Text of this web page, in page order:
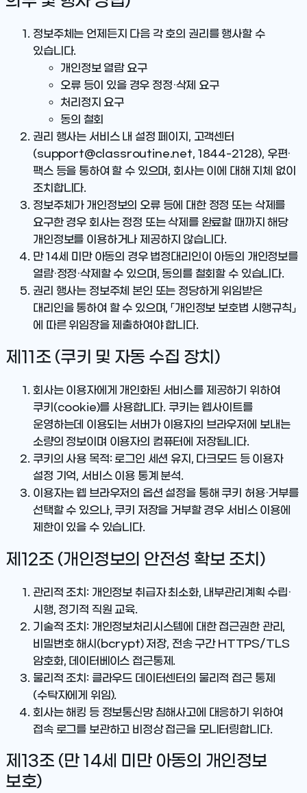
정보주체는 언제든지 다음 각 호의 권리를 행사할 수
있습니다.
개인정보 열람 요구
오류 등이 있을 경우 정정·삭제 요구
처리정지 요구
동의 철회
권리 행사는 서비스 내 설정 페이지, 고객센터
(support@classroutine.net, 1844-2128), 우편·
팩스 등을 통하여 할 수 있으며, 회사는 이에 대해 지체 없이
조치합니다.
정보주체가 개인정보의 오류 등에 대한 정정 또는 삭제를
요구한 경우 회사는 정정 또는 삭제를 완료할 때까지 해당
개인정보를 이용하거나 제공하지 않습니다.
만 14세 미만 아동의 경우 법정대리인이 아동의 개인정보를
열람·정정·삭제할 수 있으며, 동의를 철회할 수 있습니다.
권리 행사는 정보주체 본인 또는 정당하게 위임받은
대리인을 통하여 할 수 있으며, 「개인정보 보호법 시행규칙」
에 따른 위임장을 제출하여야 합니다.
제11조 (쿠키 및 자동 수집 장치)
회사는 이용자에게 개인화된 서비스를 제공하기 위하여
쿠키(cookie)를 사용합니다. 쿠키는 웹사이트를
운영하는데 이용되는 서버가 이용자의 브라우저에 보내는
소량의 정보이며 이용자의 컴퓨터에 저장됩니다.
쿠키의 사용 목적: 로그인 세션 유지, 다크모드 등 이용자
설정 기억, 서비스 이용 통계 분석.
이용자는 웹 브라우저의 옵션 설정을 통해 쿠키 허용·거부를
선택할 수 있으나, 쿠키 저장을 거부할 경우 서비스 이용에
제한이 있을 수 있습니다.
제12조 (개인정보의 안전성 확보 조치)
관리적 조치 : 개인정보 취급자 최소화, 내부관리계획 수립·
시행, 정기적 직원 교육.
기술적 조치 : 개인정보처리시스템에 대한 접근권한 관리,
비밀번호 해시(bcrypt) 저장, 전송 구간 HTTPS/TLS
암호화, 데이터베이스 접근통제.
물리적 조치 : 클라우드 데이터센터의 물리적 접근 통제
(수탁자에게 위임).
회사는 해킹 등 정보통신망 침해사고에 대응하기 위하여
접속 로그를 보관하고 비정상 접근을 모니터링합니다.
제13조 (만 14세 미만 아동의 개인정보
보호)